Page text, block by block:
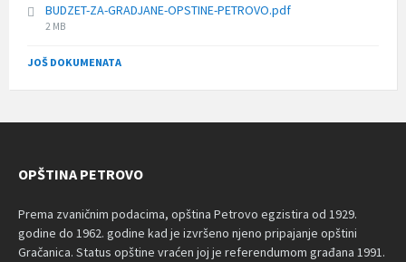
BUDZET-ZA-GRADJANE-OPSTINE-PETROVO.pdf
File
2 MB
JOŠ DOKUMENATA
OPŠTINA PETROVO
Prema zvaničnim podacima, opština Petrovo egzistira od 1929.
godine do 1962. godine kad je izvršeno njeno pripajanje opštini
Gračanica. Status opštine vraćen joj je referendumom građana 1991.